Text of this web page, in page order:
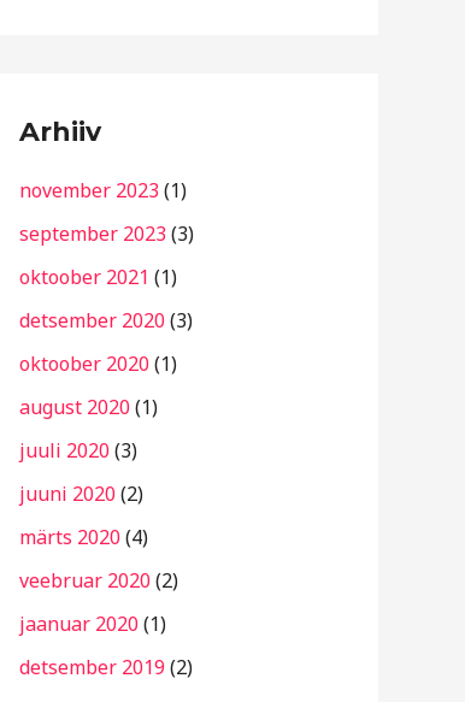
Arhiiv
november 2023 (1)
september 2023 (3)
oktoober 2021 (1)
detsember 2020 (3)
oktoober 2020 (1)
august 2020 (1)
juuli 2020 (3)
juuni 2020 (2)
märts 2020 (4)
veebruar 2020 (2)
jaanuar 2020 (1)
detsember 2019 (2)